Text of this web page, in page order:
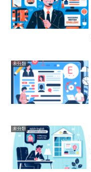
未分類
未分類